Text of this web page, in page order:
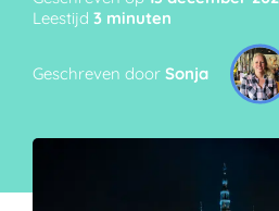
Leestijd 3 minuten
Geschreven door Sonja